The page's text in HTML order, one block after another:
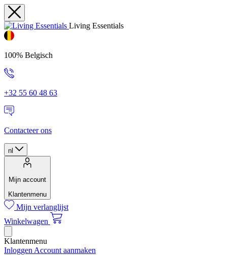
Living Essentials
100% Belgisch
+32 55 60 48 63
Contacteer ons
nl
Mijn account
Klantenmenu
Mijn verlanglijst
Winkelwagen
Klantenmenu
Inloggen Account aanmaken